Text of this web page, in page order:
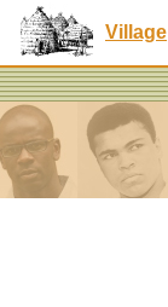
Village